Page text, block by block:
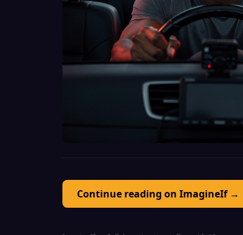
Continue reading on ImagineIf →